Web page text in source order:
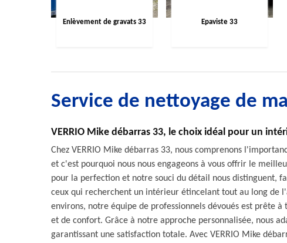
Enlèvement de gravats 33 Epaviste 33
Service de nettoyage de
VERRIO Mike débarras 33, le choix idéal pour un
Chez VERRIO Mike débarras 33, nous comprenons
et c'est pourquoi nous nous engageons à vous offrir le
pour la perfection et notre souci du détail nous distinguent,
ceux qui recherchent un intérieur étincelant tout au long de
environs, notre équipe de professionnels dévoués est prête
et de confort. Grâce à notre approche personnalisée, nous
garantissant une satisfaction totale. Avec VERRIO Mike